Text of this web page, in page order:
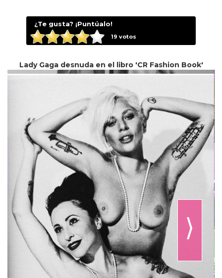
¿Te gusta? ¡Puntúalo!
19 votos
Lady Gaga desnuda en el libro 'CR Fashion Book'
⟩